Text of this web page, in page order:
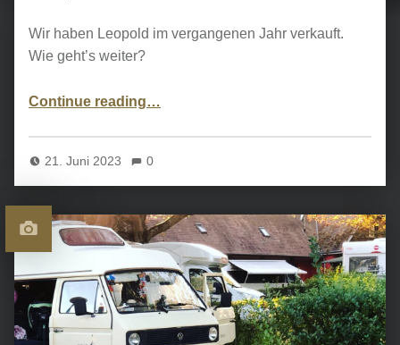
Wir haben Leopold im vergangenen Jahr verkauft.
Wie geht’s weiter?
Continue reading…
21. Juni 2023 0